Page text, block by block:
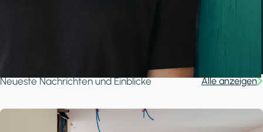
Neueste Nachrichten und Einblicke Alle anzeigen